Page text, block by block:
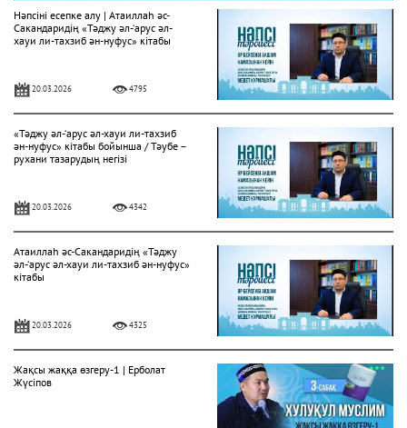
Нәпсіні есепке алу | Атаиллаһ әс-
Сакандаридің «Тәджу әл-‘арус әл-
хауи ли-тахзиб ән-нуфус» кітабы
20.03.2026 4795
«Тәджу әл-‘арус әл-хауи ли-тахзиб
ән-нуфус» кітабы бойынша / Тәубе –
рухани тазарудың негізі
20.03.2026 4342
Атаиллаһ әс-Сакандаридің «Тәджу
әл-‘арус әл-хауи ли-тахзиб ән-нуфус»
кітабы
20.03.2026 4325
Жақсы жаққа өзгеру-1 | Ерболат
Жүсіпов